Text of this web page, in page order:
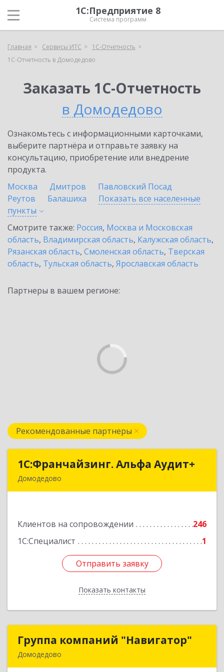
1С:Предприятие 8
Система программ
Главная Сервисы ИТС
1С-Отчетность
1С-Отчетность в Домодедово
Заказать 1С-Отчетность
в Домодедово
Ознакомьтесь с информационными карточками,
выберите партнёра и отправьте заявку на
консультацию, приобретение или внедрение
продукта.
Москва
Дмитров
Павловский Посад
Реутов
Балашиха
Показать все населенные
пункты
Смотрите также: Россия, Москва и Московская
область, Владимирская область, Калужская область,
Рязанская область, Смоленская область, Тверская
область, Тульская область, Ярославская область
Партнеры в вашем регионе:
Рекомендованные партнеры
1С:Франчайзинг. Альфа Аудит+
Домодедово
Клиентов на сопровождении
246
1С:Специалист
1
Отправить заявку
Показать контакты
1С:Франчайзинг. Альфа Аудит+
Подробнее
Отправить заявку
Назад
Группа компаний "Навигатор"
Домодедово
Группа компаний "Навигатор"